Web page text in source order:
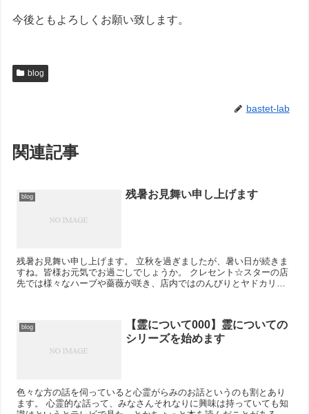
今後ともよろしくお願い致します。
blog
bastet-lab
関連記事
blog 残暑お見舞い申し上げます
残暑お見舞い申し上げます。 立秋を過ぎましたが、暑い日が続きま
すね。皆様お元気でお過ごしでしょうか。 クレセント☆スターの店
先では様々なハーブや薔薇が咲き、店内ではのんびりとヤドカリさ
blog
【霊について000】霊についての
シリーズを始めます
色々な方の話を伺っていると心霊がらみのお話というのも割とあり
ます。 心霊的な話って、みなさんそれなりに興味は持っていても知